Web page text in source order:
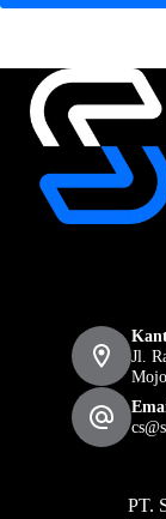
Jl.
PT.